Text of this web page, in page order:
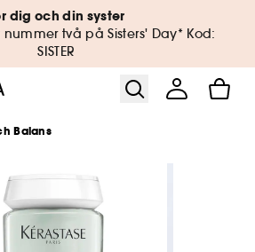
dig och din syster
två på Sisters' Day* Kod:
SISTER
Balans